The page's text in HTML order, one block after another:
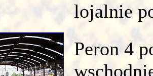
lojalnie
Peron 4